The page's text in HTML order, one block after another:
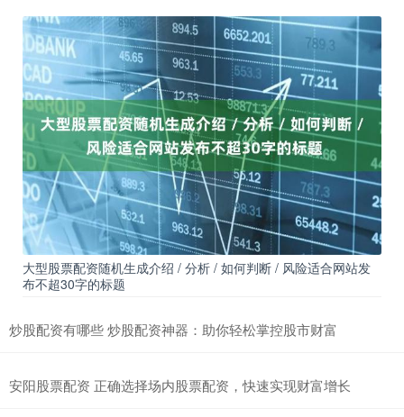
大型股票配资随机生成介绍 / 分析 / 如何判断 / 风险适合网站发
布不超30字的标题
炒股配资有哪些 炒股配资神器：助你轻松掌控股市财富
安阳股票配资 正确选择场内股票配资，快速实现财富增长